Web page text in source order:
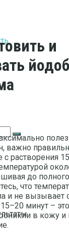
и
важно
с растворения
до
что
и не вызывает
минут –
в кожу и